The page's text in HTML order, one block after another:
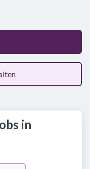
in